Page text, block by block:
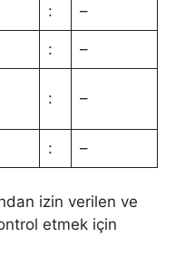
: –
: –
: –
: –
izin verilen ve
etmek için